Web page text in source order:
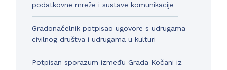
podatkovne mreže i sustave komunikacije
Gradonačelnik potpisao ugovore s udrugama
civilnog društva i udrugama u kulturi
Potpisan sporazum između Grada Kočani iz